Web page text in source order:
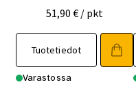
51,90 € / pkt
Tuotetiedot
Varastossa